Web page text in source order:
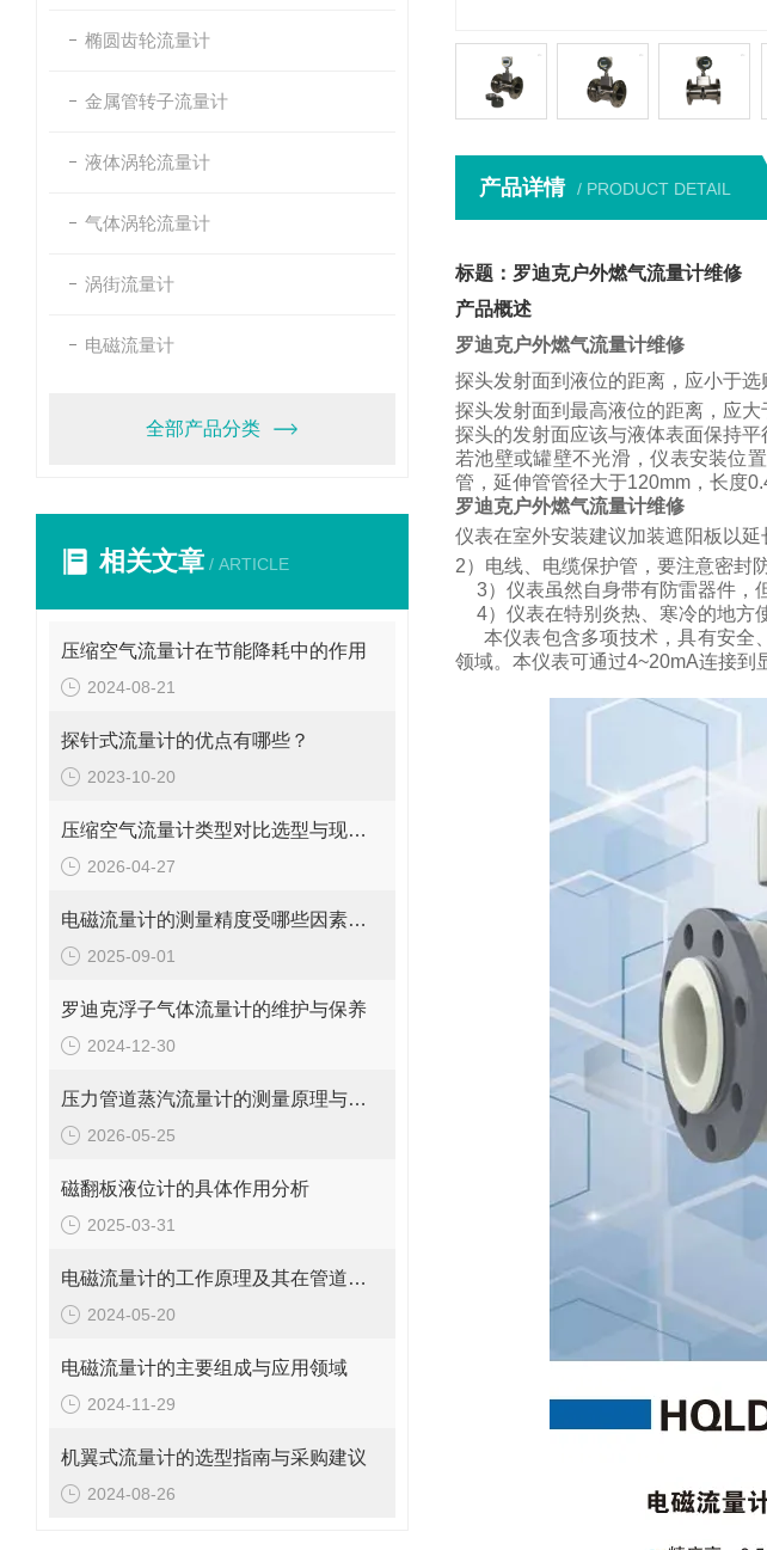
椭圆齿轮流量计
金属管转子流量计
液体涡轮流量计
气体涡轮流量计
涡街流量计
电磁流量计
全部产品分类
相关文章 / ARTICLE
压缩空气流量计在节能降耗中的作用
2024-08-21
探针式流量计的优点有哪些？
2023-10-20
压缩空气流量计类型对比选型与现场安装维修要点
2026-04-27
电磁流量计的测量精度受哪些因素影响?
2025-09-01
罗迪克浮子气体流量计的维护与保养
2024-12-30
压力管道蒸汽流量计的测量原理与日常维护操作规范
2026-05-25
磁翻板液位计的具体作用分析
2025-03-31
电磁流量计的工作原理及其在管道系统中的应用
2024-05-20
电磁流量计的主要组成与应用领域
2024-11-29
机翼式流量计的选型指南与采购建议
2024-08-26
产品详情 / PRODUCT DETAIL
标题：罗迪克户外燃气流量计维修
产品概述
罗迪克户外燃气流量计维修
探头发射面到液位的距离，应小于选
探头发射面到最高液位的距离，应大
探头的发射面应该与液体表面保持平
若池壁或罐壁不光滑，仪表安装位
管， 延伸管管径大于120mm ，长度
罗迪克户外燃气流量计维修
仪表在室外安装建议加装遮阳板以延
2）电线、电缆保护管，要注意密封
3）仪表虽然自身带有防雷器件，
4）仪表在特别炎热、寒冷的地方
本仪表包含多项技术，具有安全
领域。 本仪表可通过4~20mA连接到